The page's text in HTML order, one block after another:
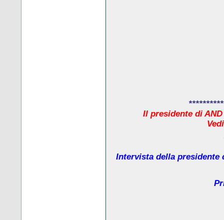
Il presidente di AND
Intervista della presidente